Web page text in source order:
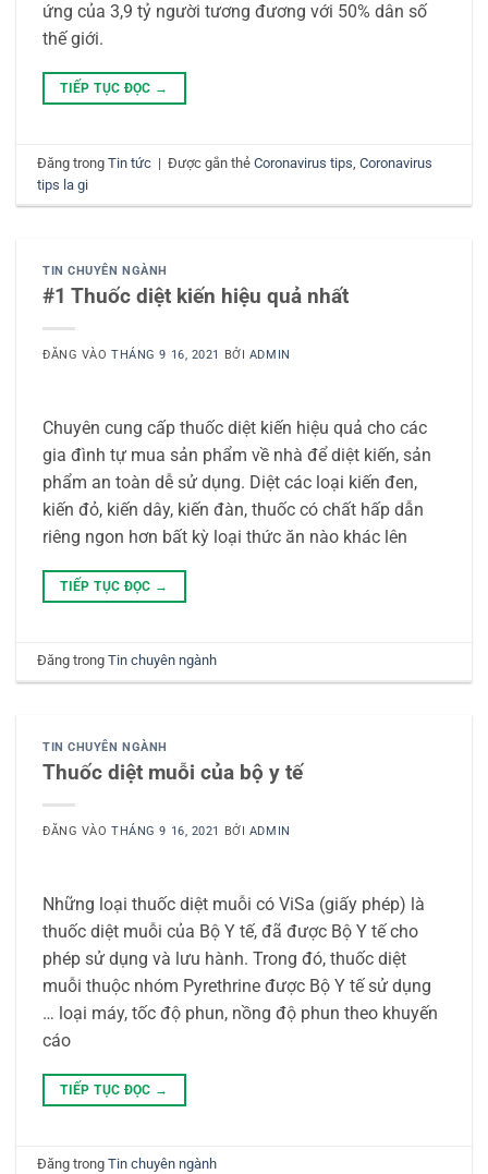
ứng của 3,9 tỷ người tương đương với 50% dân số
thế giới.
TIẾP TỤC ĐỌC →
Đăng trongTin tức | Được gắn thẻCoronavirus tips ,Coronavirus
tips la gi
TIN CHUYÊN NGÀNH
#1 Thuốc diệt kiến hiệu quả nhất
ĐĂNG VÀOTHÁNG 9 16, 2021 BỞI ADMIN
Chuyên cung cấp thuốc diệt kiến hiệu quả cho các
gia đình tự mua sản phẩm về nhà để diệt kiến, sản
phẩm an toàn dễ sử dụng. Diệt các loại kiến đen,
kiến đỏ, kiến dây, kiến đàn, thuốc có chất hấp dẫn
riêng ngon hơn bất kỳ loại thức ăn nào khác lên
TIẾP TỤC ĐỌC →
Đăng trongTin chuyên ngành
TIN CHUYÊN NGÀNH
Thuốc diệt muỗi của bộ y tế
ĐĂNG VÀOTHÁNG 9 16, 2021 BỞI ADMIN
Những loại thuốc diệt muỗi có ViSa (giấy phép) là
thuốc diệt muỗi của Bộ Y tế, đã được Bộ Y tế cho
phép sử dụng và lưu hành. Trong đó, thuốc diệt
muỗi thuộc nhóm Pyrethrine được Bộ Y tế sử dụng
… loại máy, tốc độ phun, nồng độ phun theo khuyến
cáo
TIẾP TỤC ĐỌC →
Đăng trongTin chuyên ngành